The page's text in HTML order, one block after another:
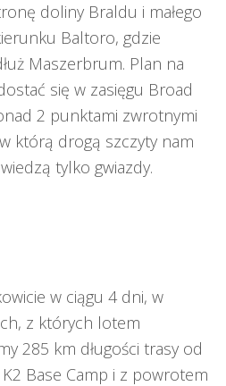
doliny Braldu i małego
Baltoro, gdzie
Maszerbrum. Plan na
się w zasięgu Broad
2 punktami zwrotnymi
którą drogą szczyty nam
tylko gwiazdy.
w ciągu 4 dni, w
z których lotem
285 km długości trasy od
Base Camp i z powrotem